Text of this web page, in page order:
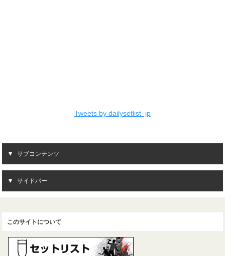
Tweets by dailysetlist_jp
サブコンテンツ
サイドバー
このサイトについて